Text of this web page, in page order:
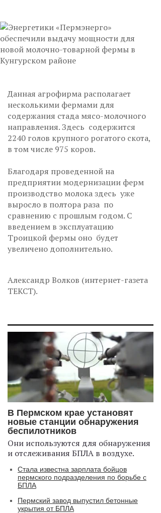
Данная агрофирма располагает
несколькими фермами для
содержания стада мясо-молочного
направления. Здесь содержится
2240 голов крупного рогатого скота,
в том числе 975 коров.
Благодаря проведенной на
предприятии модернизации ферм
производство молока здесь уже
выросло в полтора раза по
сравнению с прошлым годом. С
введением в эксплуатацию
Троицкой фермы оно будет
увеличено дополнительно.
Александр Волков (интернет-газета
ТЕКСТ).
В Пермском крае установят
новые станции обнаружения
беспилотников
Они используются для обнаружения
и отслеживания БПЛА в воздухе.
Стала известна зарплата бойцов
пермского подразделения по борьбе с
БПЛА
Пермский завод выпустил бетонные
укрытия от БПЛА